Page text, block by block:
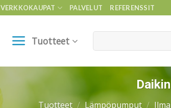
VERKKOKAUPAT PALVELUT REFERENSSIT
Tuotteet
Tuotteet / Lämpöpumput /